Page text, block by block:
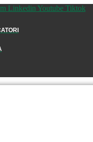
Linkedin Youtube Tiktok